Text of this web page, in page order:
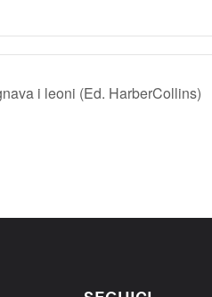
i leoni (Ed. HarberCollins)